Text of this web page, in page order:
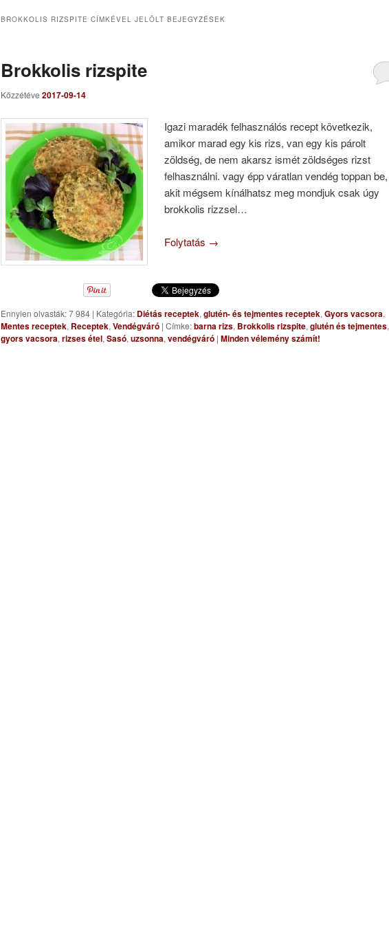
BROKKOLIS RIZSPITE CÍMKÉVEL JELÖLT BEJEGYZÉSEK
Brokkolis rizspite
Közzétéve 2017-09-14
Igazi maradék felhasználós recept következik,
amikor marad egy kis rizs, van egy kis párolt
zöldség, de nem akarsz ismét zöldséges rizst
felhasználni. vagy épp váratlan vendég toppan be,
akit mégsem kínálhatsz meg mondjuk csak úgy
brokkolis rizzsel…
Folytatás →
Ennyien olvasták: 7 984 | Kategória: Diétás receptek, glutén- és tejmentes receptek, Gyors vacsora,
Mentes receptek, Receptek, Vendégváró | Címke:barna rizs, Brokkolis rizspite, glutén és tejmentes,
gyors vacsora, rizses étel, Sasó, uzsonna, vendégváró | Minden vélemény számít!